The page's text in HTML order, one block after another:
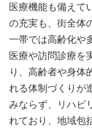
医療機能も備えて
の充実も、街全体
一帯では高齢化や
医療や訪問診療を
り、高齢者や身体
れる体制づくりが
みならず、リハビ
れており、地域包